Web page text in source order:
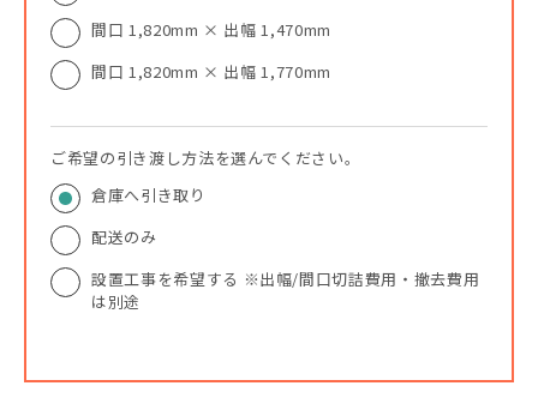
間口 1,820mm × 出幅 1,470mm
間口 1,820mm × 出幅 1,770mm
ご希望の引き渡し方法を選んでください。
倉庫へ引き取り
配送のみ
設置工事を希望する ※出幅/間口切詰費用・撤去費用
は別途